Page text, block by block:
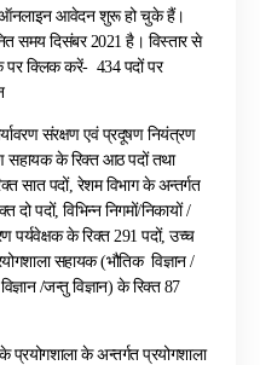
आवेदन शुरू हो चुके हैं।
समय दिसंबर 2021 है। विस्तार से
पर क्लिक करें- 434 पदों पर
संरक्षण एवं प्रदूषण नियंत्रण
सहायक के रिक्त आठ पदों तथा
सात पदों, रेशम विभाग के अन्तर्गत
दो पदों, विभिन्न निगमों/निकायों /
पर्यवेक्षक के रिक्त 291 पदों, उच्च
सहायक (भौतिक विज्ञान /
/जन्तु विज्ञान) के रिक्त 87
प्रयोगशाला के अन्तर्गत प्रयोगशाला